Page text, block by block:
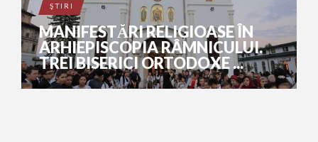
ŞTIRI
MANIFESTĂRI RELIGIOASE ÎN
ARHIEPISCOPIA RÂMNICULUI.
TREI BISERICI ORTODOXE ...